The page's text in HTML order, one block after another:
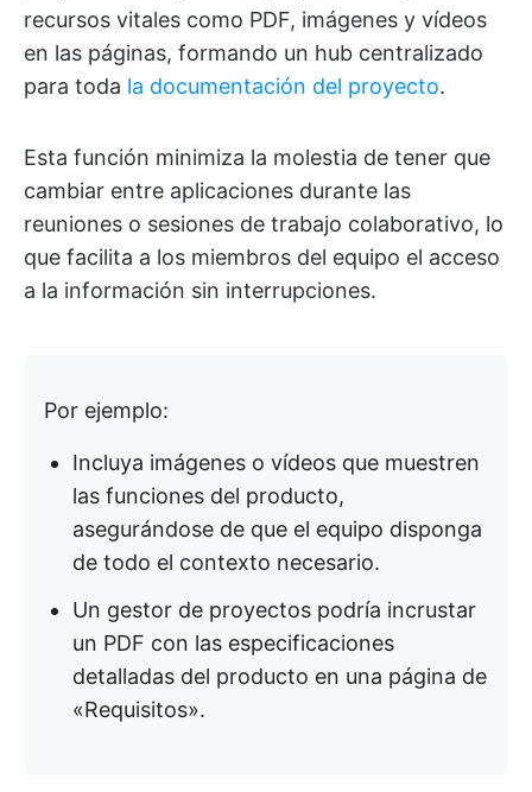
recursos vitales como PDF, imágenes y vídeos
en las páginas, formando un hub centralizado
para toda la documentación del proyecto.
Esta función minimiza la molestia de tener que
cambiar entre aplicaciones durante las
reuniones o sesiones de trabajo colaborativo, lo
que facilita a los miembros del equipo el acceso
a la información sin interrupciones.
Por ejemplo:
Incluya imágenes o vídeos que muestren
las funciones del producto,
asegurándose de que el equipo disponga
de todo el contexto necesario.
Un gestor de proyectos podría incrustar
un PDF con las especificaciones
detalladas del producto en una página de
«Requisitos».